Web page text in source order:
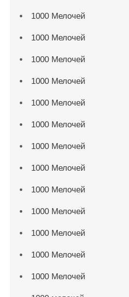
1000 Мелочей
1000 Мелочей
1000 Мелочей
1000 Мелочей
1000 Мелочей
1000 Мелочей
1000 Мелочей
1000 Мелочей
1000 Мелочей
1000 Мелочей
1000 Мелочей
1000 Мелочей
1000 Мелочей